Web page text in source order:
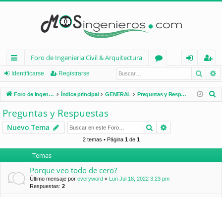
nl
ac
es
rá
pi
d
os
Foro de Ingenieria Civil & Arquitectura
os
nt
ifi
e
eg
ist
ra
Identificarse Registrarse
Foro de Ingenieria Civil & Arquitectura Índice principal GENERAL Preguntas y Respuestas
r
Preguntas y Respuestas
Nuevo Tema Buscar
2 temas • Página 1de 1
Temas
Porque veo todo de cero?
Último mensaje por everyword « Lun Jul 18, 2022 3:23 pm
Respuestas: 2